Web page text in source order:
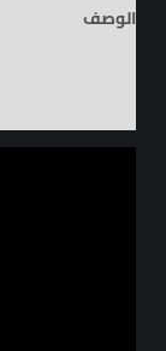
الوصف